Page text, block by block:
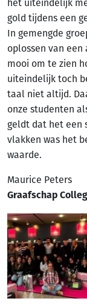
het uiteindelijk
gold tijdens een
In gemengde
oplossen van
mooi om te zien
uiteindelijk toch
taal niet altijd.
onze studenten
geldt dat het een
vlakken was het
waarde.
Maurice Peters
Graafschap